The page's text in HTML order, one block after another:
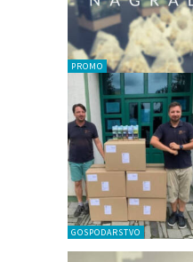
PROMO
GOSPODARSTVO